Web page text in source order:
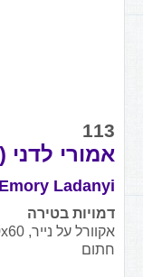
113
אמורי לדני (1902 - 1986)
Emory Ladanyi
דמויות בטירה
אקוורל על נייר, 50x60 ס"מ
חתום